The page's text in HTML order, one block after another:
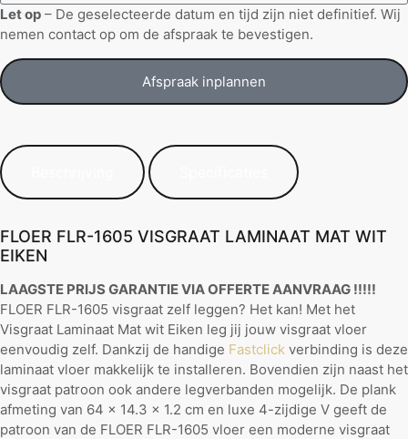
Let op – De geselecteerde datum en tijd zijn niet definitief. Wij
nemen contact op om de afspraak te bevestigen.
Afspraak inplannen
FLOER FLR-1605 VISGRAAT LAMINAAT MAT WIT
EIKEN
LAAGSTE PRIJS GARANTIE VIA OFFERTE AANVRAAG !!!!!
FLOER FLR-1605 visgraat zelf leggen? Het kan! Met het
Visgraat Laminaat Mat wit Eiken leg jij jouw visgraat vloer
eenvoudig zelf. Dankzij de handige Fastclick verbinding is deze
laminaat vloer makkelijk te installeren. Bovendien zijn naast het
visgraat patroon ook andere legverbanden mogelijk. De plank
afmeting van 64 x 14.3 x 1.2 cm en luxe 4-zijdige V geeft de
patroon van de FLOER FLR-1605 vloer een moderne visgraat